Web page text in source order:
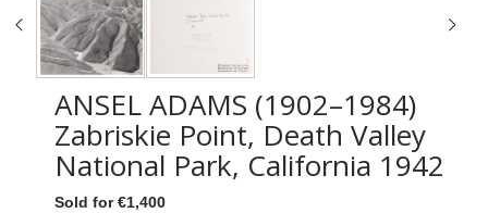
ANSEL ADAMS (1902–1984)
Zabriskie Point, Death Valley
National Park, California 1942
Sold for €1,400